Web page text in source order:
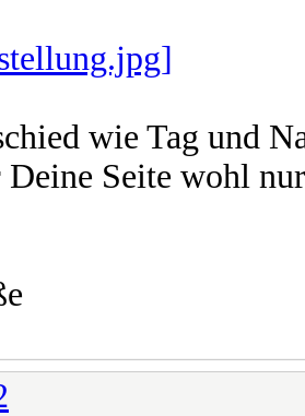
wie Tag und
Seite wohl